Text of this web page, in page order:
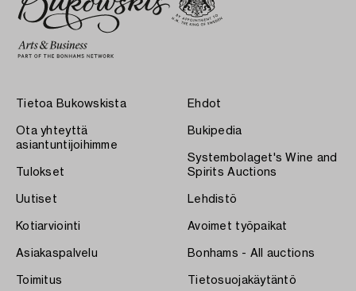
Tietoa Bukowskista
Ota yhteyttä
asiantuntijoihimme
Tulokset
Uutiset
Kotiarviointi
Asiakaspalvelu
Toimitus
Ehdot
Bukipedia
Systembolaget's Wine and
Spirits Auctions
Lehdistö
Avoimet työpaikat
Bonhams - All auctions
Tietosuojakäytäntö